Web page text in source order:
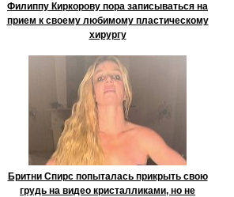
Филиппу Киркорову пора записываться на
прием к своему любимому пластическому
хирургу
Бритни Спирс попыталась прикрыть свою
грудь на видео кристалликами, но не